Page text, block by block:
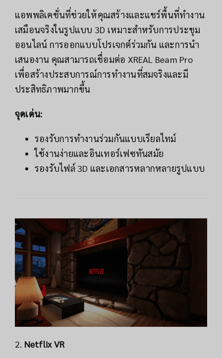
แอพพลิเคชั่นที่ช่วยให้คุณสร้างและแชร์พื้นที่ทำงาน
เสมือนจริงในรูปแบบ 3D เหมาะสำหรับการประชุม
ออนไลน์ การออกแบบโปรเจกต์ร่วมกัน และการนำ
เสนองาน คุณสามารถเชื่อมต่อ XREAL Beam Pro
เพื่อสร้างประสบการณ์การทำงานที่สมจริงและมี
ประสิทธิภาพมากขึ้น
จุดเด่น:
รองรับการทำงานร่วมกันแบบเรียลไทม์
ใช้งานง่ายและอินเทอร์เฟซทันสมัย
รองรับไฟล์ 3D และเอกสารหลากหลายรูปแบบ
2. Netflix VR